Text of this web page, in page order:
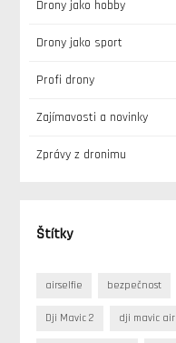
Drony jako hobby
Drony jako sport
Profi drony
Zajímavosti a novinky
Zprávy z dronimu
Štítky
airselfie bezpečnost
Dji Mavic 2 dji mavic air